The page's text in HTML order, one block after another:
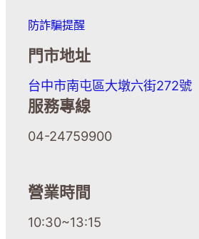
防詐騙提醒
門市地址
台中市南屯區大墩六街272號
服務專線
04-24759900
營業時間
10:30~13:15